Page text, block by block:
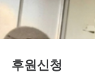
후원신청